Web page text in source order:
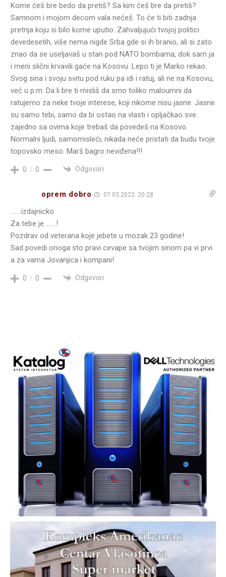
Kome ćeš bre bedo da pretiš? Sa kim ćeš bre da pretiš?
Samnom i mojom decom vala nećeš. To će ti biti zadnja
pretnja koju si bilo kome uputio. Zahvaljujući tvojoj politici
devedesetih, više nema nigde Srba gde si ih branio, ali si zato
znao da se useljavaš u stan pod NATO bombama, dok sam ja
i meni slični krvavili gaće na Kosovu. Lepo ti je Marko rekao.
Svog sina i svoju svitu pod ruku pa idi i ratuj, ali ne na Kosovu,
već u p.m. Da li bre ti misliš da smo toliko maloumni da
ratujemo za neke tvoje interese, koji nikome nisu jasne. Jasne
su samo tebi, samo da bi ostao na vlasti i opljačkao sve
zajedno sa ovima koje trebaš da povedeš na Kosovo.
Normalni ljudi, samomisleći, nikada neće pristati da budu tvoje
topovsko meso. Marš bagro neviđena!!!
0 0 Odgovori
oprem dobro 07.03.2022. 20:28
…….izdajnicko
Za tebe je……..!
Pozdrav od veterana koje jebete u mozak 23 godine!
Sad povedi onoga sto pravi cevape sa tvojim sinom pa vi prvi
a za vama Jovanjica i kompani!
0 0 Odgovori